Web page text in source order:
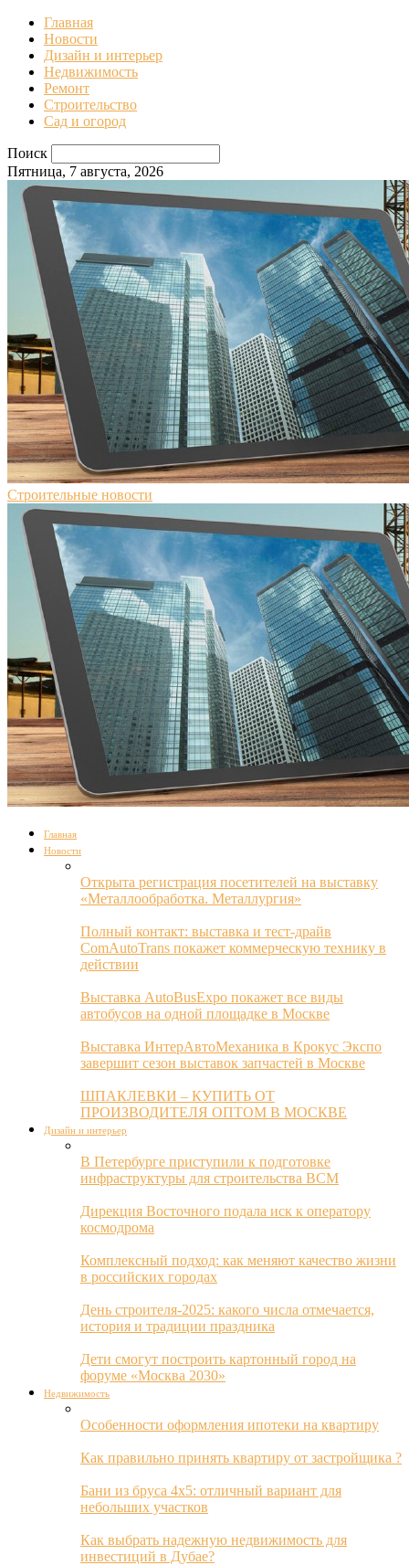
Главная
Новости
Дизайн и интерьер
Недвижимость
Ремонт
Строительство
Сад и огород
Поиск
Пятница, 7 августа, 2026
Строительные новости
Главная
Новости
Открыта регистрация посетителей на выставку
«Металлообработка. Металлургия»
Полный контакт: выставка и тест-драйв
ComAutoTrans покажет коммерческую технику в
действии
Выставка AutoBusExpo покажет все виды
автобусов на одной площадке в Москве
Выставка ИнтерАвтоМеханика в Крокус Экспо
завершит сезон выставок запчастей в Москве
ШПАКЛЕВКИ – КУПИТЬ ОТ
ПРОИЗВОДИТЕЛЯ ОПТОМ В МОСКВЕ
Дизайн и интерьер
В Петербурге приступили к подготовке
инфраструктуры для строительства ВСМ
Дирекция Восточного подала иск к оператору
космодрома
Комплексный подход: как меняют качество жизни
в российских городах
День строителя-2025: какого числа отмечается,
история и традиции праздника
Дети смогут построить картонный город на
форуме «Москва 2030»
Недвижимость
Особенности оформления ипотеки на квартиру
Как правильно принять квартиру от застройщика ?
Бани из бруса 4х5: отличный вариант для
небольших участков
Как выбрать надежную недвижимость для
инвестиций в Дубае?